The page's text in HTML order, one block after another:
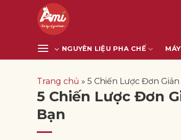
NGUYÊN LIỆU PHA CHẾ
Trang chủ » 5 Chiến Lược Đơn
5 Chiến Lược Đơn
Bạn